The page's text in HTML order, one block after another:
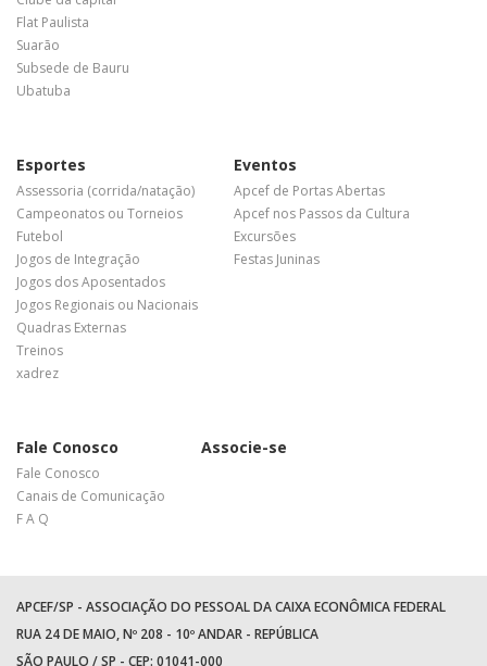
Flat Paulista
Suarão
Subsede de Bauru
Ubatuba
Esportes
Assessoria (corrida/natação)
Campeonatos ou Torneios
Futebol
Jogos de Integração
Jogos dos Aposentados
Jogos Regionais ou Nacionais
Quadras Externas
Treinos
xadrez
Eventos
Apcef de Portas Abertas
Apcef nos Passos da Cultura
Excursões
Festas Juninas
Fale Conosco
Fale Conosco
Canais de Comunicação
F A Q
Associe-se
APCEF/SP - ASSOCIAÇÃO DO PESSOAL DA CAIXA ECONÔMICA FEDERAL
RUA 24 DE MAIO, Nº 208 - 10º ANDAR - REPÚBLICA
SÃO PAULO / SP - CEP: 01041-000